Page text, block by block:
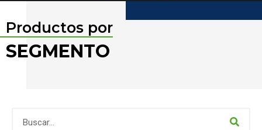
Productos por
SEGMENTO